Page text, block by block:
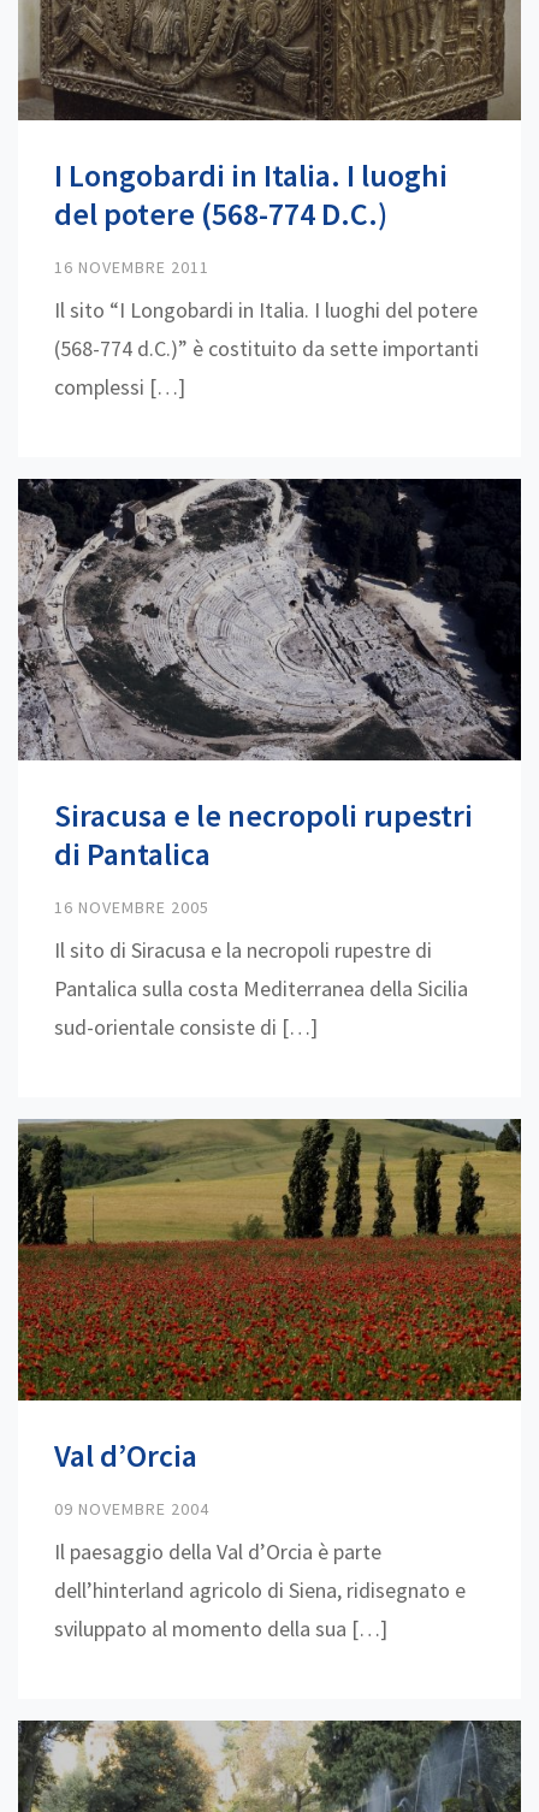
I Longobardi in Italia. I luoghi
del potere (568-774 D.C.)
16 NOVEMBRE 2011
Il sito “I Longobardi in Italia. I luoghi del potere
(568-774 d.C.)” è costituito da sette importanti
complessi […]
Siracusa e le necropoli rupestri
di Pantalica
16 NOVEMBRE 2005
Il sito di Siracusa e la necropoli rupestre di
Pantalica sulla costa Mediterranea della Sicilia
sud-orientale consiste di […]
Val d’Orcia
09 NOVEMBRE 2004
Il paesaggio della Val d’Orcia è parte
dell’hinterland agricolo di Siena, ridisegnato e
sviluppato al momento della sua […]